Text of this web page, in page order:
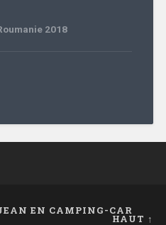
2018
EN CAMPING-CAR
HAUT ↑